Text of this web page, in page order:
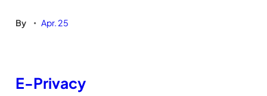
By • Apr. 25
E-Privacy